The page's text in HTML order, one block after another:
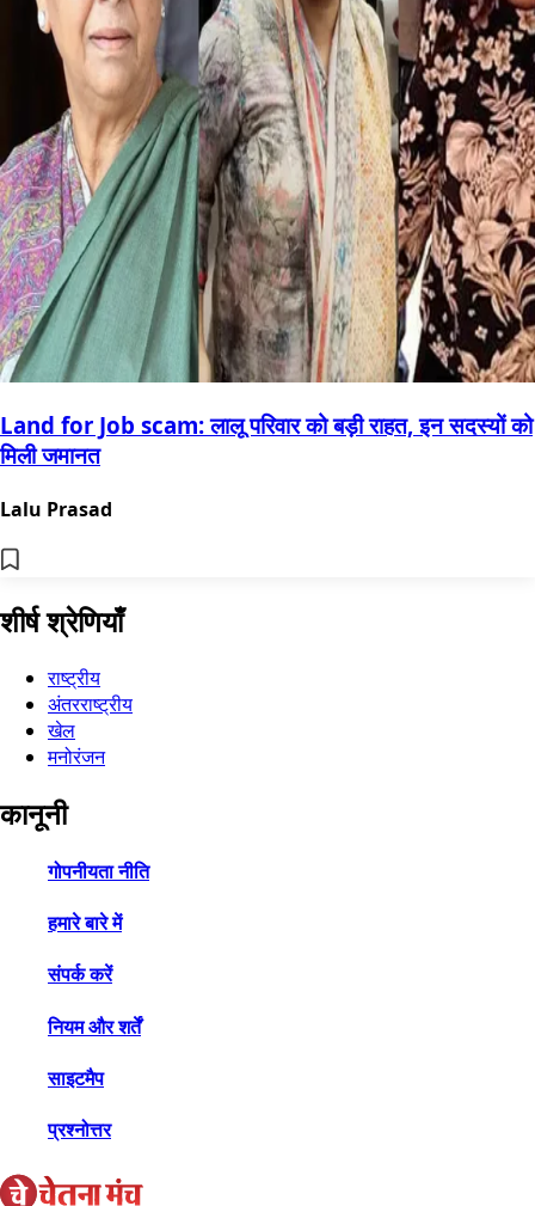
Land for Job scam: लालू परिवार को बड़ी राहत, इन सदस्यों को
मिली जमानत
Lalu Prasad
शीर्ष श्रेणियाँ
राष्ट्रीय
अंतरराष्ट्रीय
खेल
मनोरंजन
कानूनी
गोपनीयता नीति
हमारे बारे में
संपर्क करें
नियम और शर्तें
साइटमैप
प्रश्नोत्तर